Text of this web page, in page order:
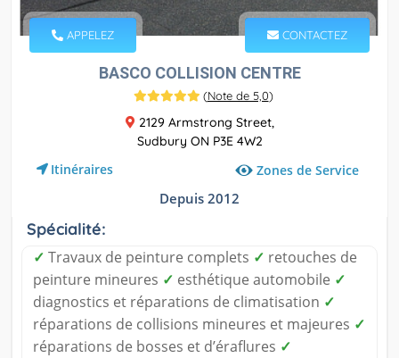
APPELEZ CONTACTEZ
BASCO COLLISION CENTRE
(Note de 5,0)
2129 Armstrong Street,
Sudbury ON P3E 4W2
Itinéraires Zones de Service
Depuis 2012
Spécialité:
✓ Travaux de peinture complets ✓ retouches de
peinture mineures ✓ esthétique automobile ✓
diagnostics et réparations de climatisation ✓
réparations de collisions mineures et majeures ✓
réparations de bosses et d’éraflures ✓